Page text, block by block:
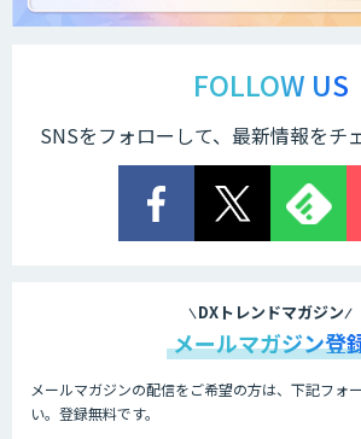
FOLLOW US
SNSをフォローして、最新情報をチ
DXトレンドマガジン
メールマガジン登
メールマガジンの配信をご希望の方は、下記フォ
い。登録無料です。